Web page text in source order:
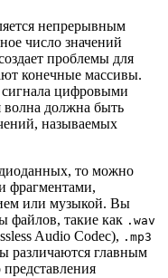
непрерывным
число значений
проблемы для
конечные массивы.
сигнала цифровыми
волна должна быть
называемых
то можно
фрагментами,
или музыкой. Вы
файлов, такие как .wav
Audio Codec), .mp3
различаются главным